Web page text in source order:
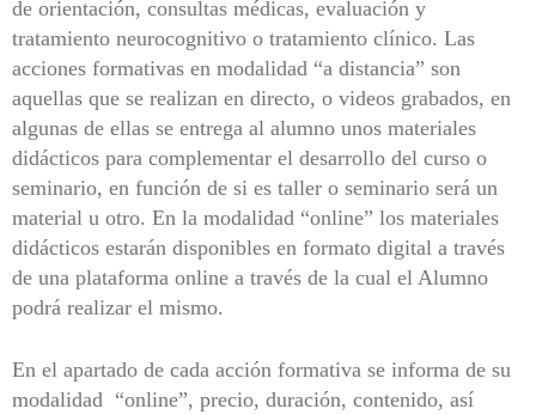
de orientación, consultas médicas, evaluación y
tratamiento neurocognitivo o tratamiento clínico. Las
acciones formativas en modalidad “a distancia” son
aquellas que se realizan en directo, o videos grabados, en
algunas de ellas se entrega al alumno unos materiales
didácticos para complementar el desarrollo del curso o
seminario, en función de si es taller o seminario será un
material u otro. En la modalidad “online” los materiales
didácticos estarán disponibles en formato digital a través
de una plataforma online a través de la cual el Alumno
podrá realizar el mismo.
En el apartado de cada acción formativa se informa de su
modalidad “online”, precio, duración, contenido, así